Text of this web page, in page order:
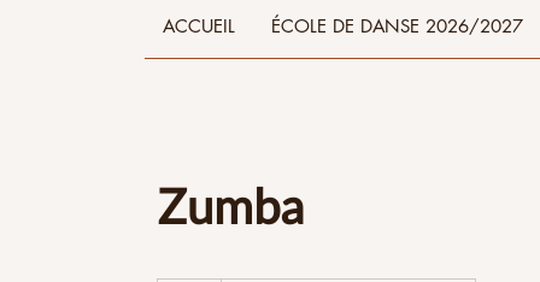
ACCUEIL ÉCOLE DE DANSE 2026/2027
Zumba